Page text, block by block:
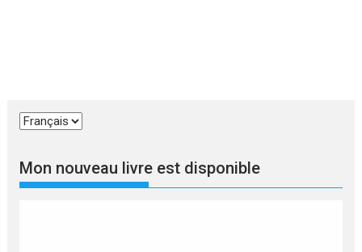
Choisir
langue
Mon nouveau livre est disponible